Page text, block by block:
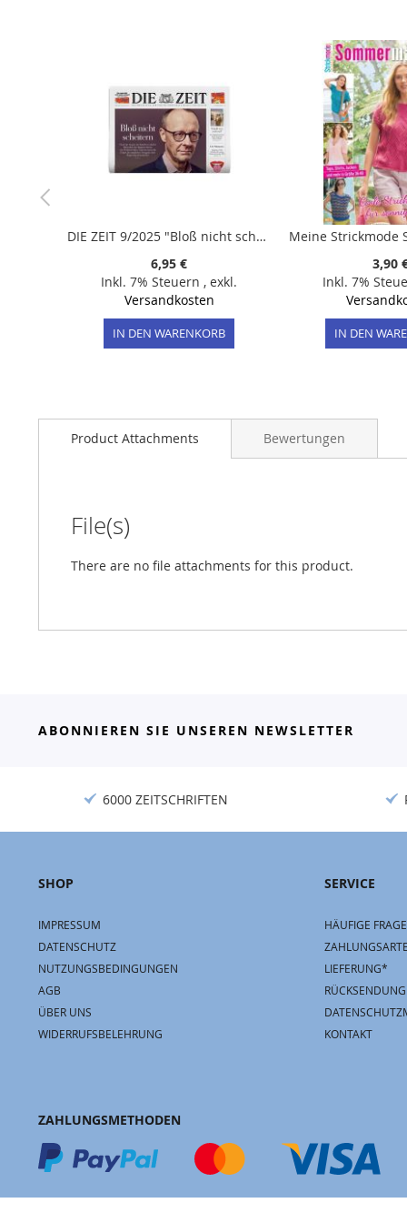
DIE ZEIT 9/2025 "Bloß nicht scheitern/ Dealer des Volkes/ Krass blau"
6,95 €
Inkl. 7% Steuern , exkl.
Versandkosten
IN DEN WARENKORB
3,90
Inkl. 7%
IN DEN
Product Attachments
File(s)
There are no file attachments for this product.
Bewertungen
ABONNIEREN SIE UNSEREN NEWSLETTER
6000 ZEITSCHRIFTEN
SHOP
IMPRESSUM
DATENSCHUTZ
NUTZUNGSBEDINGUNGEN
AGB
ÜBER UNS
WIDERRUFSBELEHRUNG
SERVICE
HÄUFIGE
LIEFERUNG*
KONTAKT
ZAHLUNGSMETHODEN